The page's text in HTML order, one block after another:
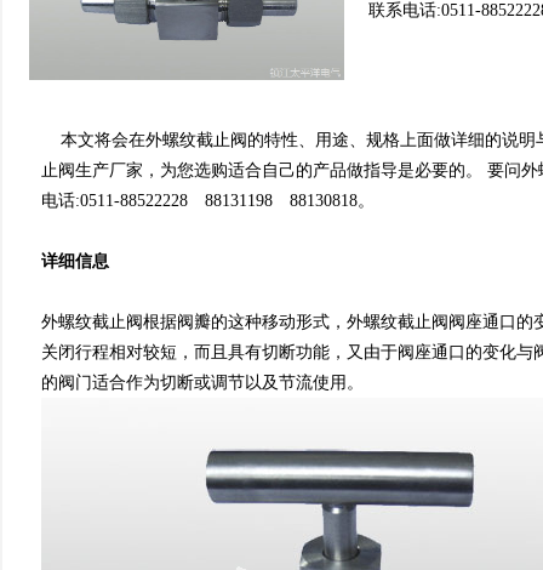
联系电话:0511-
本文将会在外螺纹截止阀的特性、用途、规格上面做详细的
止阀生产厂家，为您选购适合自己的产品做指导是必要的。 要问
电话:0511-88522228 88131198 88130818。
详细信息
外螺纹截止阀根据阀瓣的这种移动形式，外螺纹截止阀阀座通口的
关闭行程相对较短，而且具有切断功能，又由于阀座通口的变化与阀
的阀门适合作为切断或调节以及节流使用。